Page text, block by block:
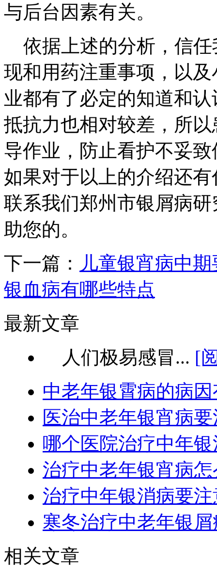
与后台因素有关。
依据上述的分析，信任
现和用药注重事项，以
业都有了必定的知道和
抵抗力也相对较差，所
导作业，防止看护不妥
如果对于以上的介绍还
联系我们郑州市银屑病
助您的。
下一篇： 儿童银宵病中
银血病有哪些特点
最新文章
人们极易感冒... [
中老年银霄病的病
医治中老年银宵病
哪个医院治疗中年
治疗中老年银宵病
治疗中年银消病要
寒冬治疗中老年银
相关文章